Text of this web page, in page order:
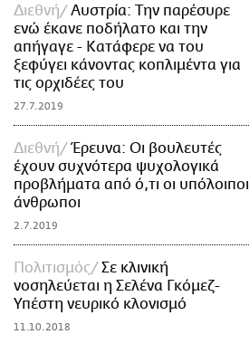
Διεθνή
Αυστρία: Την παρέσυρε
ενώ έκανε ποδήλατο και την
απήγαγε - Κατάφερε να του
ξεφύγει κάνοντας κοπλιμέντα για
τις ορχιδέες του
27.7.2019
Διεθνή
Έρευνα: Οι βουλευτές
έχουν συχνότερα ψυχολογικά
προβλήματα από ό,τι οι υπόλοιποι
άνθρωποι
2.7.2019
Πολιτισμός
Σε κλινική
νοσηλεύεται η Σελένα Γκόμεζ-
Υπέστη νευρικό κλονισμό
11.10.2018